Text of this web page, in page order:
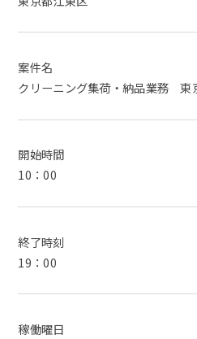
案件名
クリーニング集荷・納品業務 東
開始時間
10：00
終了時刻
19：00
稼働曜日